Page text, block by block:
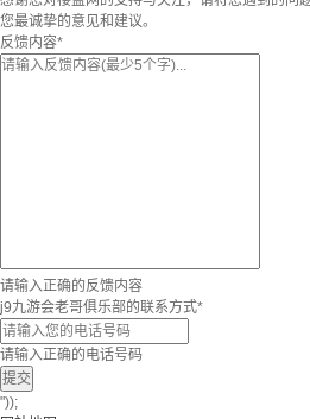
您最诚挚的意见和建议。
反馈内容*
请输入正确的反馈内容
j9九游会老哥俱乐部的联系方式*
请输入正确的电话号码
提交
"));